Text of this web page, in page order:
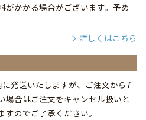
かかる場合がございます。予め
詳しくはこちら
発送いたしますが、ご注文から7
場合はご注文をキャンセル扱いと
のでご了承ください。